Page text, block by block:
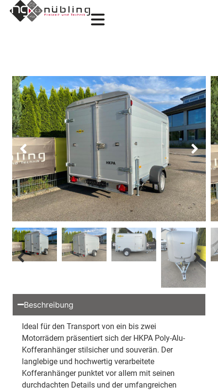
Beschreibung
Ideal für den Transport von ein bis zwei
Motorrädern präsentiert sich der HKPA Poly-Alu-
Kofferanhänger stilsicher und souverän. Der
langlebige und hochwertig verarbeitete
Kofferanhänger punktet vor allem mit seinen
durchdachten Details und der umfangreichen